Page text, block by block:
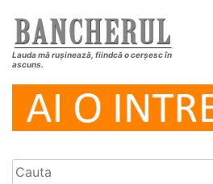
Lauda mă rușinează, fiindcă o cerșesc în
ascuns.